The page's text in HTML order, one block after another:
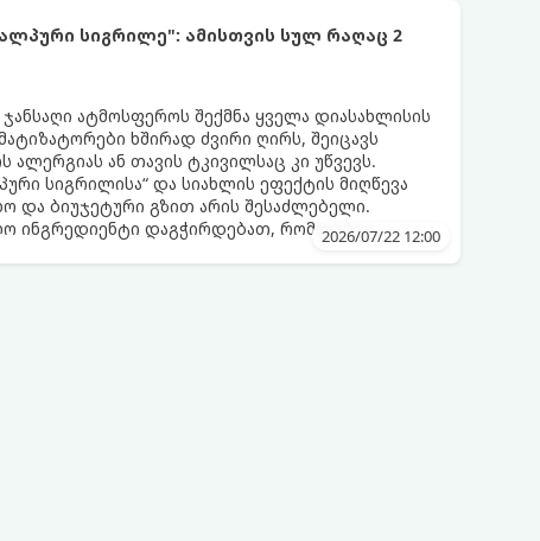
სიგრილე": ამისთვის სულ რაღაც 2
ატმოსფეროს შექმნა ყველა დიასახლისის
ხშირად ძვირი ღირს, შეიცავს
ალერგიას ან თავის ტკივილსაც კი უწვევს.
სიგრილისა“ და სიახლის ეფექტის მიღწევა
და ბიუჯეტური გზით არის შესაძლებელი.
ინგრედიენტი დაგჭირდებათ, რომლებიც2026/07/22 12:00